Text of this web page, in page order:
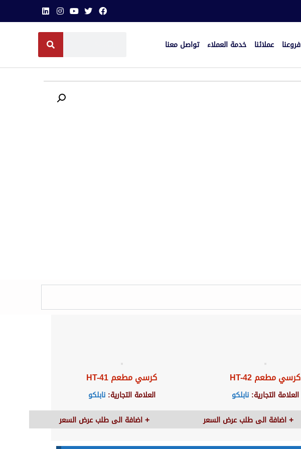
فروعنا عملائنا خدمة العملاء تواصل معنا
كرسي مطعم HT-42
العلامة التجارية:نابلكو
اضافة الى طلب عرض السعر
كرسي مطعم HT-41
العلامة التجارية:نابلكو
اضافة الى طلب عرض السعر